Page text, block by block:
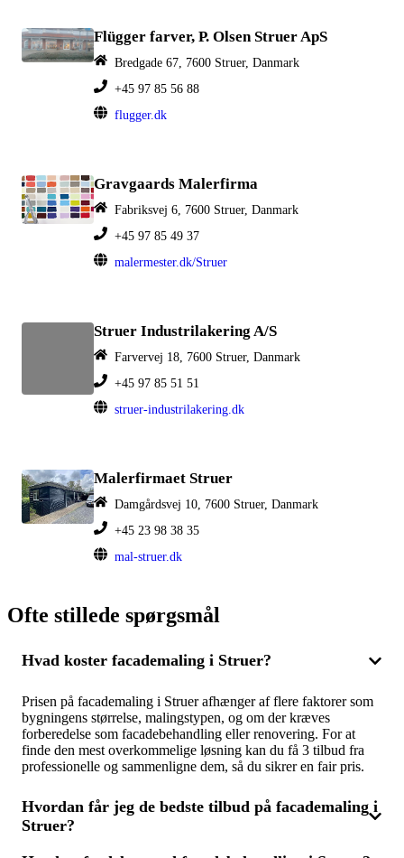
Flügger farver, P. Olsen Struer ApS
Bredgade 67, 7600 Struer, Danmark
+45 97 85 56 88
flugger.dk
Gravgaards Malerfirma
Fabriksvej 6, 7600 Struer, Danmark
+45 97 85 49 37
malermester.dk/Struer
Struer Industrilakering A/S
Farvervej 18, 7600 Struer, Danmark
+45 97 85 51 51
struer-industrilakering.dk
Malerfirmaet Struer
Damgårdsvej 10, 7600 Struer, Danmark
+45 23 98 38 35
mal-struer.dk
Ofte stillede spørgsmål
Hvad koster facademaling i Struer?
Prisen på facademaling i Struer afhænger af flere faktorer som
bygningens størrelse, malingstypen, og om der kræves
forberedelse som facadebehandling eller renovering. For at
finde den mest overkommelige løsning kan du få 3 tilbud fra
professionelle og sammenligne dem, så du sikrer en fair pris.
Hvordan får jeg de bedste tilbud på facademaling i
Struer?